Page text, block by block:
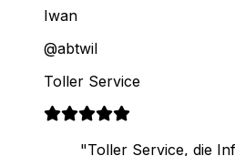
Iwan
@abtwil
Toller Service
"Toller Service, die